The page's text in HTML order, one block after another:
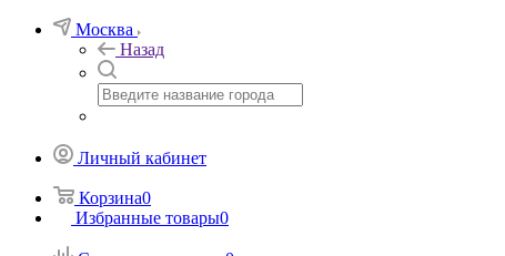
Москва
Назад
Личный кабинет
Корзина0
Избранные товары0